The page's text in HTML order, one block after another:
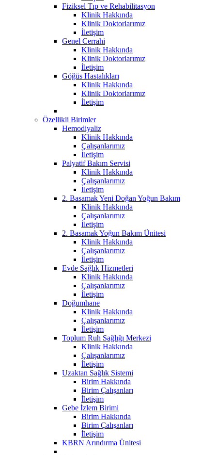
Fiziksel Tıp ve Rehabilitasyon
Klinik Hakkında
Klinik Doktorlarımız
İletişim
Genel Cerrahi
Klinik Hakkında
Klinik Doktorlarımız
İletişim
Göğüs Hastalıkları
Klinik Hakkında
Klinik Doktorlarımız
İletişim
Özellikli Birimler
Hemodiyaliz
Klinik Hakkında
Çalışanlarımız
İletişim
Palyatif Bakım Servisi
Klinik Hakkında
Çalışanlarımız
İletişim
2. Basamak Yeni Doğan Yoğun Bakım
Klinik Hakkında
Çalışanlarımız
İletişim
2. Basamak Yoğun Bakım Ünitesi
Klinik Hakkında
Çalışanlarımız
İletişim
Evde Sağlık Hizmetleri
Klinik Hakkında
Çalışanlarımız
İletişim
Doğumhane
Klinik Hakkında
Çalışanlarımız
İletişim
Toplum Ruh Sağlığı Merkezi
Klinik Hakkında
Çalışanlarımız
İletişim
Uzaktan Sağlık Sistemi
Birim Hakkında
Birim Çalışanları
İletişim
Gebe İzlem Birimi
Birim Hakkında
Birim Çalışanları
İletişim
KBRN Arındırma Ünitesi